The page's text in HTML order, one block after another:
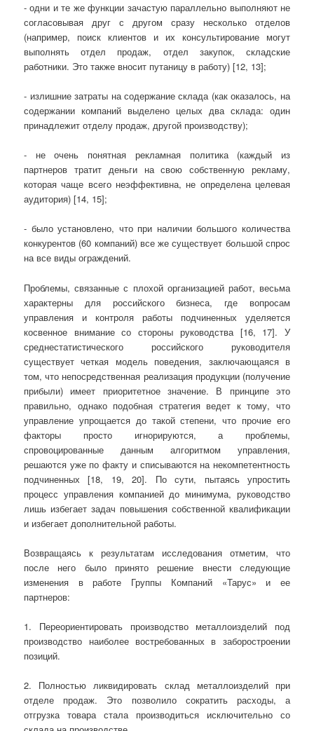
- одни и те же функции зачастую параллельно выполняют не
согласовывая друг с другом сразу несколько отделов
(например, поиск клиентов и их консультирование могут
выполнять отдел продаж, отдел закупок, складские
работники. Это также вносит путаницу в работу) [12, 13];
- излишние затраты на содержание склада (как оказалось, на
содержании компаний выделено целых два склада: один
принадлежит отделу продаж, другой производству);
- не очень понятная рекламная политика (каждый из
партнеров тратит деньги на свою собственную рекламу,
которая чаще всего неэффективна, не определена целевая
аудитория) [14, 15];
- было установлено, что при наличии большого количества
конкурентов (60 компаний) все же существует большой спрос
на все виды ограждений.
Проблемы, связанные с плохой организацией работ, весьма
характерны для российского бизнеса, где вопросам
управления и контроля работы подчиненных уделяется
косвенное внимание со стороны руководства [16, 17]. У
среднестатистического российского руководителя
существует четкая модель поведения, заключающаяся в
том, что непосредственная реализация продукции (получение
прибыли) имеет приоритетное значение. В принципе это
правильно, однако подобная стратегия ведет к тому, что
управление упрощается до такой степени, что прочие его
факторы просто игнорируются, а проблемы,
спровоцированные данным алгоритмом управления,
решаются уже по факту и списываются на некомпетентность
подчиненных [18, 19, 20]. По сути, пытаясь упростить
процесс управления компанией до минимума, руководство
лишь избегает задач повышения собственной квалификации
и избегает дополнительной работы.
Возвращаясь к результатам исследования отметим, что
после него было принято решение внести следующие
изменения в работе Группы Компаний «Тарус» и ее
партнеров:
1. Переориентировать производство металлоизделий под
производство наиболее востребованных в заборостроении
позиций.
2. Полностью ликвидировать склад металлоизделий при
отделе продаж. Это позволило сократить расходы, а
отгрузка товара стала производиться исключительно со